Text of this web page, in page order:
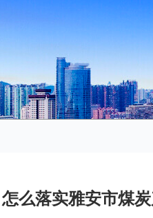
怎么落实雅安市煤